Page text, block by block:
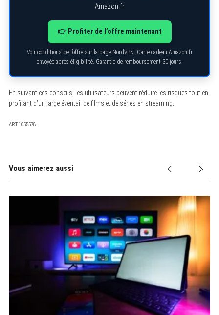
Amazon.fr
👉 Profiter de l’offre maintenant
Voir conditions de l’offre sur la page NordVPN. Carte cadeau Amazon.fr
envoyée après éligibilité. Garantie de remboursement 30 jours.
En suivant ces conseils, les utilisateurs peuvent réduire les risques tout en
profitant d’un large éventail de films et de séries en streaming.
ART.1055578
Vous aimerez aussi